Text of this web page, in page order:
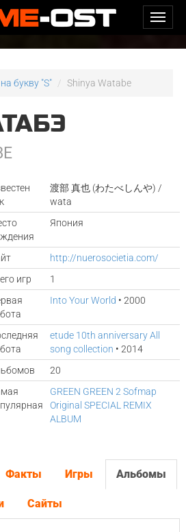
букву "S" Shinya Watabe
渡部 真也 (わたべしんや) /
wata
Япония
http://nuerosocietia.com/
игр
1
Into Your World • 2000
etude 10th anniversary All
song collection • 2014
20
GREEN GREEN 2 Sofmap
Original SPECIAL REMIX
ALBUM
Факты Игры Альбомы
Сайты